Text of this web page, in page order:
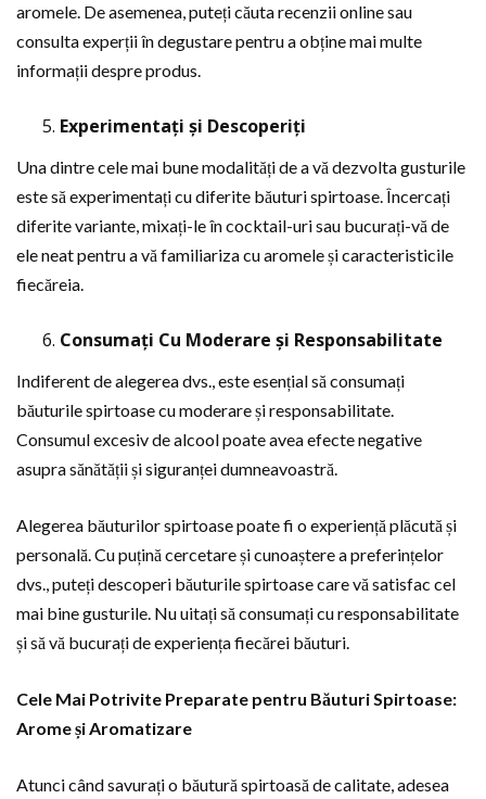
aromele. De asemenea, puteți căuta recenzii online sau
consulta experții în degustare pentru a obține mai multe
informații despre produs.
Experimentați și Descoperiți
Una dintre cele mai bune modalități de a vă dezvolta gusturile
este să experimentați cu diferite băuturi spirtoase. Încercați
diferite variante, mixați-le în cocktail-uri sau bucurați-vă de
ele neat pentru a vă familiariza cu aromele și caracteristicile
fiecăreia.
Consumați Cu Moderare și Responsabilitate
Indiferent de alegerea dvs., este esențial să consumați
băuturile spirtoase cu moderare și responsabilitate.
Consumul excesiv de alcool poate avea efecte negative
asupra sănătății și siguranței dumneavoastră.
Alegerea băuturilor spirtoase poate fi o experiență plăcută și
personală. Cu puțină cercetare și cunoaștere a preferințelor
dvs., puteți descoperi băuturile spirtoase care vă satisfac cel
mai bine gusturile. Nu uitați să consumați cu responsabilitate
și să vă bucurați de experiența fiecărei băuturi.
Cele Mai Potrivite Preparate pentru Băuturi Spirtoase:
Arome și Aromatizare
Atunci când savurați o băutură spirtoasă de calitate, adesea